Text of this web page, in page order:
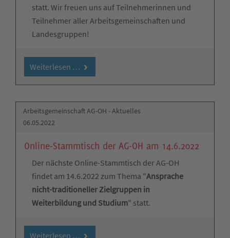
statt. Wir freuen uns auf Teilnehmerinnen und
Teilnehmer aller Arbeitsgemeinschaften und
Landesgruppen!
Weiterlesen …
Arbeitsgemeinschaft AG-OH - Aktuelles
06.05.2022
Online-Stammtisch der AG-OH am 14.6.2022
Der nächste Online-Stammtisch der AG-OH
findet am 14.6.2022 zum Thema "Ansprache
nicht-traditioneller Zielgruppen in
Weiterbildung und Studium" statt.
Weiterlesen …